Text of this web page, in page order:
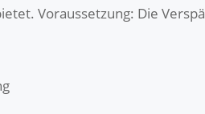
Voraussetzung: Die